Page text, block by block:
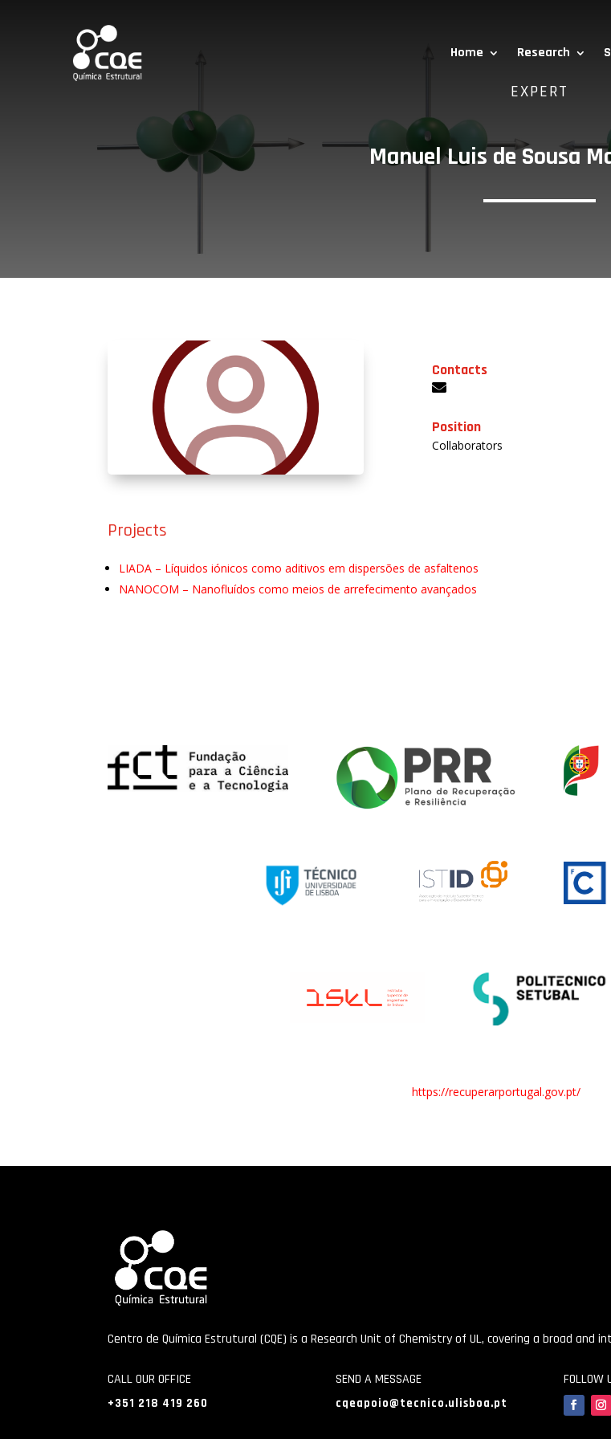
Home Research
EXPERT
Manuel Luis de Sousa
Contacts
Position
Collaborators
Projects
LIADA – Líquidos iónicos como aditivos em dispersões de asfaltenos
NANOCOM – Nanofluídos como meios de arrefecimento avançados
https://recuperarportugal.gov.pt/
Centro de Química Estrutural (CQE) is a Research Unit of Chemistry of UL, covering a broad
CALL OUR OFFICE
+351 218 419 260
SEND A MESSAGE
cqeapoio@tecnico.ulisboa.pt
FOLLOW